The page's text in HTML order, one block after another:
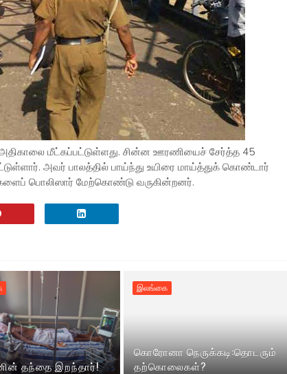
மீட்கப்பட்டுள்ளது. சின்ன ஊரணியைச் சேர்த்த 45
அவர் பாலத்தில் பாய்ந்து உயிரை மாய்த்துக் கொண்டார்
பொலிஸார் மேற்கொண்டு வருகின்றனர்.
தந்தை இறந்தார்!
இலங்கை
கொரோனா நெருக்கடி:தொடரும்
தற்கொலைகள்?